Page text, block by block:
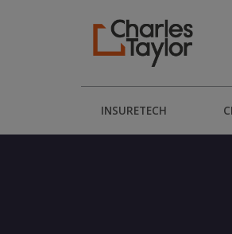
INSURETECH